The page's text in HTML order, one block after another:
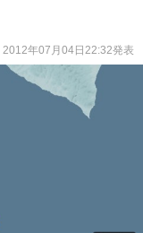
2012年07月04日22:32発表